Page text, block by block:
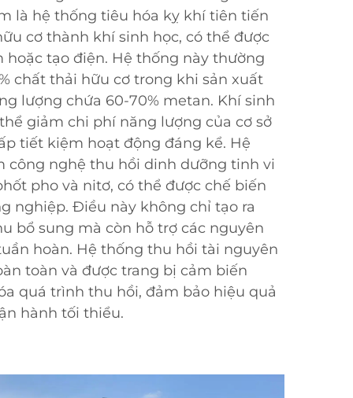
là hệ thống tiêu hóa kỵ khí tiên tiến
cơ thành khí sinh học, có thể được
hoặc tạo điện. Hệ thống này thường
chất thải hữu cơ trong khi sản xuất
lượng chứa 60-70% metan. Khí sinh
giảm chi phí năng lượng của cơ sở
tiết kiệm hoạt động đáng kể. Hệ
công nghệ thu hồi dinh dưỡng tinh vi
pho và nitơ, có thể được chế biến
nghiệp. Điều này không chỉ tạo ra
bổ sung mà còn hỗ trợ các nguyên
hoàn. Hệ thống thu hồi tài nguyên
toàn và được trang bị cảm biến
quá trình thu hồi, đảm bảo hiệu quả
hành tối thiểu.